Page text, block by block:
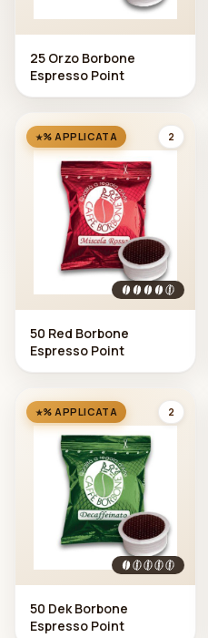
25 Orzo Borbone
Espresso Point
% APPLICATA 2
50 Red Borbone
Espresso Point
% APPLICATA 2
50 Dek Borbone
Espresso Point